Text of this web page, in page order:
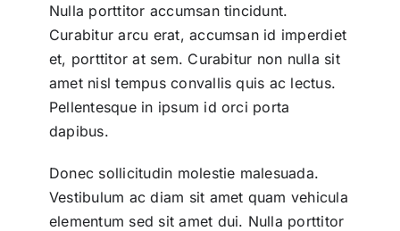
Nulla porttitor accumsan tincidunt.
Curabitur arcu erat, accumsan id imperdiet
et, porttitor at sem. Curabitur non nulla sit
amet nisl tempus convallis quis ac lectus.
Pellentesque in ipsum id orci porta
dapibus.
Donec sollicitudin molestie malesuada.
Vestibulum ac diam sit amet quam vehicula
elementum sed sit amet dui. Nulla porttitor